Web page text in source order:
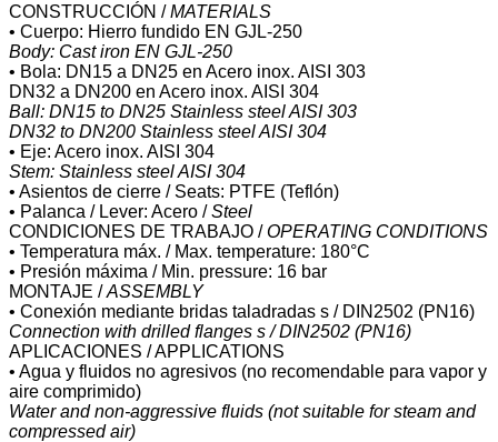
CONSTRUCCIÓN /MATERIALS
• Cuerpo: Hierro fundido EN GJL-250
Body: Cast iron EN GJL-250
• Bola: DN15 a DN25 en Acero inox. AISI 303
DN32 a DN200 en Acero inox. AISI 304
Ball: DN15 to DN25 Stainless steel AISI 303
DN32 to DN200 Stainless steel AISI 304
• Eje: Acero inox. AISI 304
Stem: Stainless steel AISI 304
• Asientos de cierre / Seats: PTFE (Teflón)
• Palanca / Lever: Acero /Steel
CONDICIONES DE TRABAJO /OPERATING CONDITIONS
• Temperatura máx. / Max. temperature: 180°C
• Presión máxima / Min. pressure: 16 bar
MONTAJE /ASSEMBLY
• Conexión mediante bridas taladradas s / DIN2502 (PN16)
Connection with drilled flanges s / DIN2502 (PN16)
APLICACIONES / APPLICATIONS
• Agua y fluidos no agresivos (no recomendable para vapor y
aire comprimido)
Water and non-aggressive fluids (not suitable for steam and
compressed air)